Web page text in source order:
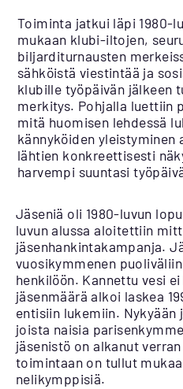
Toiminta jatkui läpi 1980-
mukaan klubi-iltojen,
biljarditurnausten
sähköistä viestintää ja
klubille työpäivän jälkeen
merkitys. Pohjalla luettiin
mitä huomisen lehdessä
kännyköiden
lähtien konkreettisesti
harvempi suuntasi
Jäseniä oli 1980-luvun
luvun alussa aloitettiin
jäsenhankintakampanja.
vuosikymmenen
henkilöön. Kannettu vesi
jäsenmäärä alkoi laskea
entisiin lukemiin. Nykyään
joista naisia
jäsenistö on alkanut
toimintaan on tullut
nelikymppisiä.